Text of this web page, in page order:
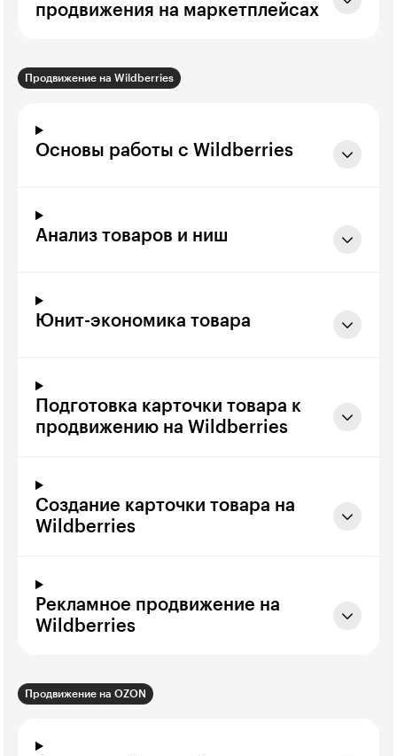
продвижения на маркетплейсах
Продвижение на Wildberries
Основы работы с Wildberries
Анализ товаров и ниш
Юнит-экономика товара
Подготовка карточки товара к
продвижению на Wildberries
Создание карточки товара на
Wildberries
Рекламное продвижение на
Wildberries
Продвижение на OZON